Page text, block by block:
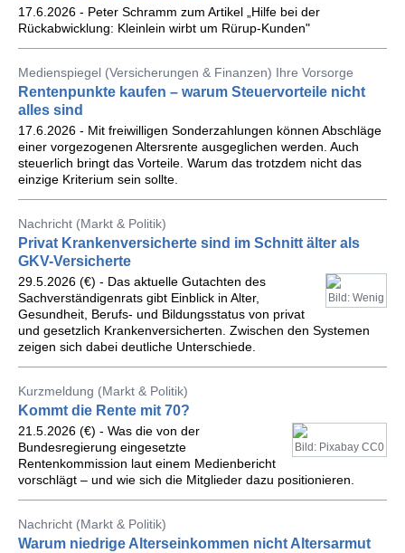
17.6.2026 - Peter Schramm zum Artikel „Hilfe bei der
Rückabwicklung: Kleinlein wirbt um Rürup-Kunden"
Medienspiegel (Versicherungen & Finanzen) Ihre Vorsorge
Rentenpunkte kaufen – warum Steuervorteile nicht
alles sind
17.6.2026 - Mit freiwilligen Sonderzahlungen können Abschläge
einer vorgezogenen Altersrente ausgeglichen werden. Auch
steuerlich bringt das Vorteile. Warum das trotzdem nicht das
einzige Kriterium sein sollte.
Nachricht (Markt & Politik)
Privat Krankenversicherte sind im Schnitt älter als
GKV-Versicherte
Bild: Wenig
29.5.2026 (€) - Das aktuelle Gutachten des
Sachverständigenrats gibt Einblick in Alter,
Gesundheit, Berufs- und Bildungsstatus von privat
und gesetzlich Krankenversicherten. Zwischen den Systemen
zeigen sich dabei deutliche Unterschiede.
Kurzmeldung (Markt & Politik)
Kommt die Rente mit 70?
Bild: Pixabay CC0
21.5.2026 (€) - Was die von der
Bundesregierung eingesetzte
Rentenkommission laut einem Medienbericht
vorschlägt – und wie sich die Mitglieder dazu positionieren.
Nachricht (Markt & Politik)
Warum niedrige Alterseinkommen nicht Altersarmut